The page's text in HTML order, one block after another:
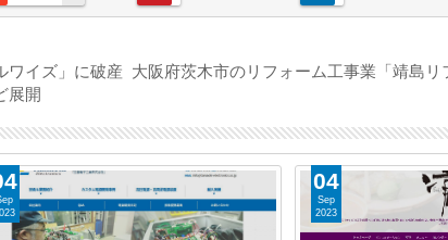
ワイズ」に破産
展開
大阪府茨木市のリフォーム工事業「靖島リ
04
Sep
2023